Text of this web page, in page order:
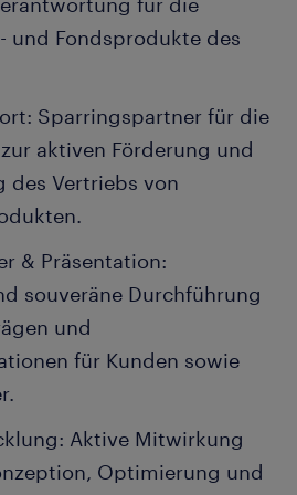
und Fondsprodukte des
Sparringspartner für die
aktiven Förderung und
des Vertriebs von
& Präsentation:
souveräne Durchführung
und
für Kunden sowie
Aktive Mitwirkung
Optimierung und